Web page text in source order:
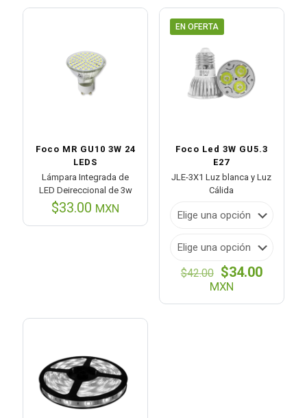
Foco MR GU10 3W 24
LEDS
Lámpara Integrada de
LED Deireccional de 3w
$33.00 MXN
EN OFERTA
Foco Led 3W GU5.3
E27
JLE-3X1 Luz blanca y Luz
Cálida
$42.00 El
precio
$34.00El
actual
MXN